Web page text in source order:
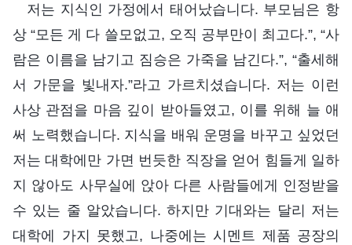
저는 지식인 가정에서 태어났습니다. 부모님은 항
상 “모든 게 다 쓸모없고, 오직 공부만이 최고다.”, “사
람은 이름을 남기고 짐승은 가죽을 남긴다.”, “출세해
서 가문을 빛내자.”라고 가르치셨습니다. 저는 이런
사상 관점을 마음 깊이 받아들였고, 이를 위해 늘 애
써 노력했습니다. 지식을 배워 운명을 바꾸고 싶었던
저는 대학에만 가면 번듯한 직장을 얻어 힘들게 일하
지 않아도 사무실에 앉아 다른 사람들에게 인정받을
수 있는 줄 알았습니다. 하지만 기대와는 달리 저는
대학에 가지 못했고, 나중에는 시멘트 제품 공장의